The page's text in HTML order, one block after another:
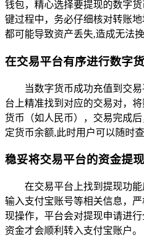
钱包，精心选择要提现的数字
键过程中，务必仔细核对转账
都可能导致资产丢失,造成无法挽
在交易平台有序进行数字
当数字货币成功充值到交
台上精准找到对应的交易对，
货币（如人民币），交易完成
定货币余额,此时用户可以随时
稳妥将交易平台的资金提
在交易平台上找到提现功
输入支付宝账号等相关信息，
现操作，平台会对提现申请进
资金才会顺利转入支付宝账户。